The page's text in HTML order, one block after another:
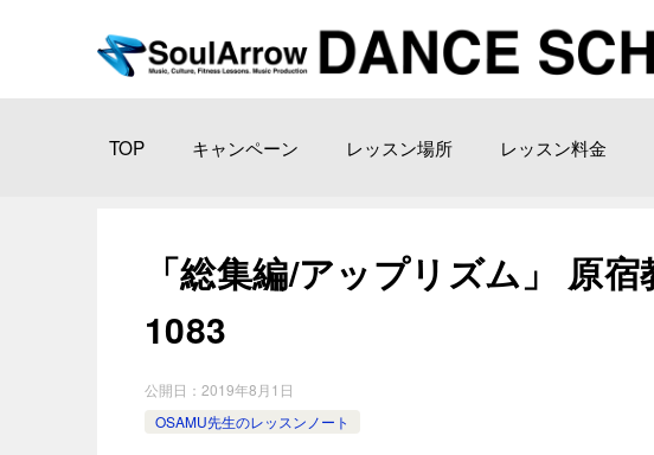
TOP キャンペーン レッスン場所 レッスン料金
「総集編/アップリズム」 原
1083
公開日： 2019年8月1日
OSAMU先生のレッスンノート